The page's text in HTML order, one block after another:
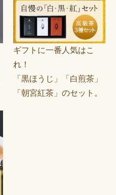
ギフトに一番人気はこ
れ！
「黒ほうじ」「白煎茶」
「朝宮紅茶」のセット。